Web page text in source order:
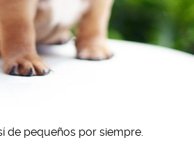
de pequeños por siempre.